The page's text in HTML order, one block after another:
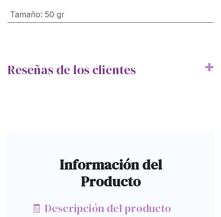
Tamaño: 50 gr
Reseñas de los clientes
Información del
Producto
🧾 Descripción del producto